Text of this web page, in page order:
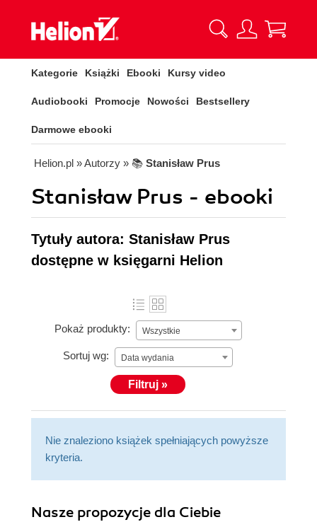
Kategorie Książki Ebooki Kursy video
Audiobooki Promocje Nowości Bestsellery
Darmowe ebooki
Helion.pl » Autorzy » 📚 Stanisław Prus
Stanisław Prus - ebooki
Tytuły autora: Stanisław Prus
dostępne w księgarni Helion
Pokaż produkty: Wszystkie
Sortuj wg: Data wydania
Filtruj »
Nie znaleziono książek spełniających powyższe
kryteria.
Nasze propozycje dla Ciebie